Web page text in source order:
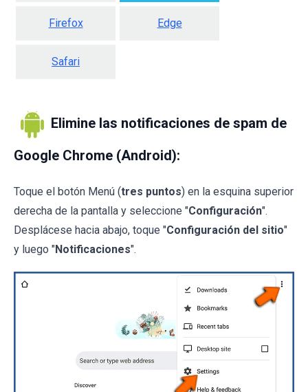
Firefox Edge
Safari
Elimine las notificaciones de spam de
Google Chrome (Android):
Toque el botón Menú (tres puntos) en la esquina superior
derecha de la pantalla y seleccione "Configuración".
Desplácese hacia abajo, toque "Configuración del sitio"
y luego "Notificaciones".